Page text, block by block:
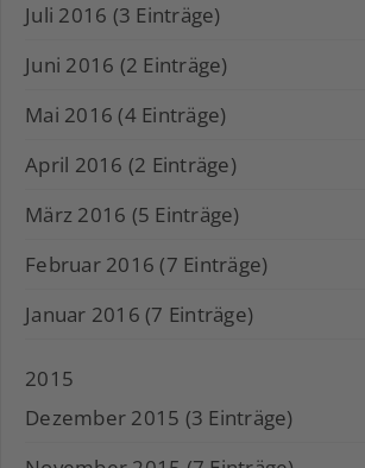
Juli 2016 (3 Einträge)
Juni 2016 (2 Einträge)
Mai 2016 (4 Einträge)
April 2016 (2 Einträge)
März 2016 (5 Einträge)
Februar 2016 (7 Einträge)
Januar 2016 (7 Einträge)
2015
Dezember 2015 (3 Einträge)